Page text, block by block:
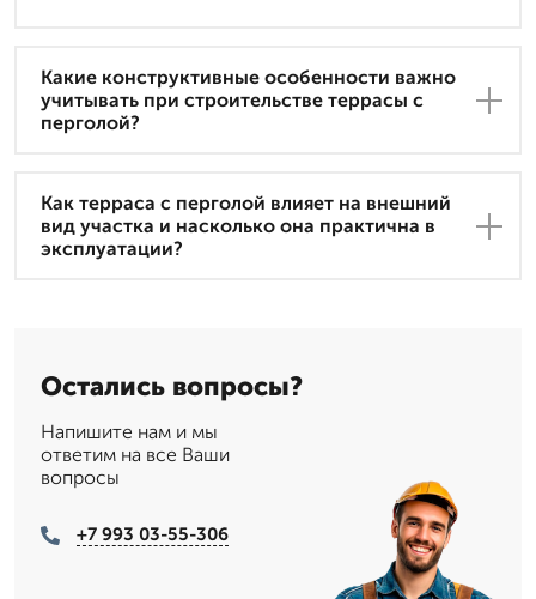
Какие конструктивные особенности важно
учитывать при строительстве террасы с
перголой?
Как терраса с перголой влияет на внешний
вид участка и насколько она практична в
эксплуатации?
Остались вопросы?
Напишите нам и мы
ответим на все Ваши
вопросы
+7 993 03-55-306